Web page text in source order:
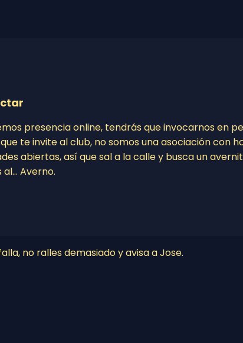
presencia online, tendrás que invocarnos en
te invite al club, no somos una asociación con
abiertas, así que sal a la calle y busca un
Averno.
no ralles demasiado y avisa a Jose.